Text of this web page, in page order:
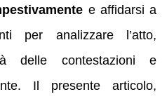
e affidarsi a
per analizzare l’atto,
delle contestazioni e
Il presente articolo,